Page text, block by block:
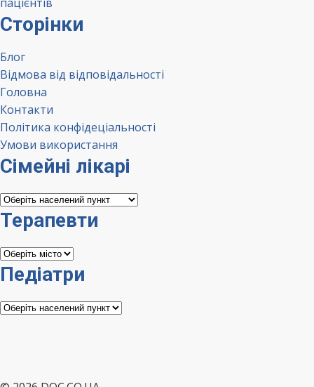
Сторінки
Блог
Відмова від відповідальності
Головна
Контакти
Політика конфідеціальності
Умови використання
Сімейні лікарі
Сімейні
лікарі
Терапевти
Терапевти
Педіатри
Педіатри